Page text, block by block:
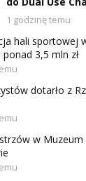
1 godzinę temu
hali sportowej
ponad 3,5 mln zł
dotarło z
w